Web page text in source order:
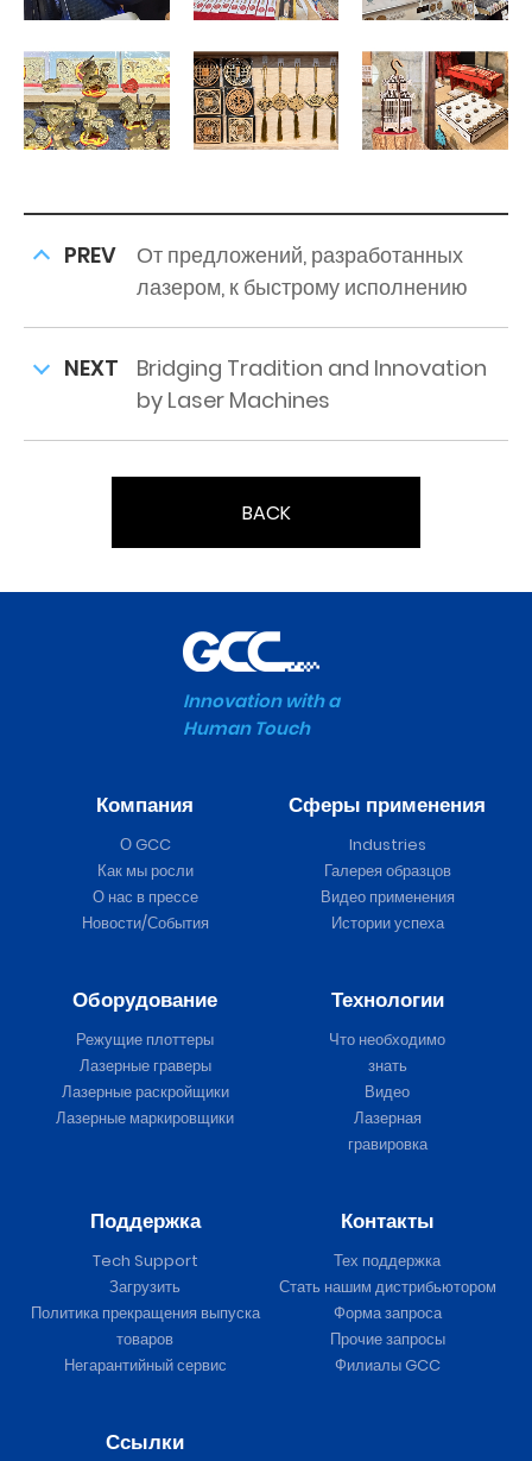
PREV
От предложений, разработанных
лазером, к быстрому исполнению
NEXT
Bridging Tradition and Innovation
by Laser Machines
BACK
Innovation with a
Human Touch
Компания
О GCC
Как мы росли
О нас в прессе
Новости/События
Сферы применения
Industries
Галерея образцов
Видео применения
Истории успеха
Оборудование
Режущие плоттеры
Лазерные граверы
Лазерные раскройщики
Лазерные маркировщики
Технологии
Что необходимо
знать
Видео
Лазерная
гравировка
Поддержка
Tech Support
Загрузить
Политика прекращения выпуска
товаров
Негарантийный сервис
Контакты
Тех поддержка
Стать нашим дистрибьютором
Форма запроса
Прочие запросы
Филиалы GCC
Ссылки